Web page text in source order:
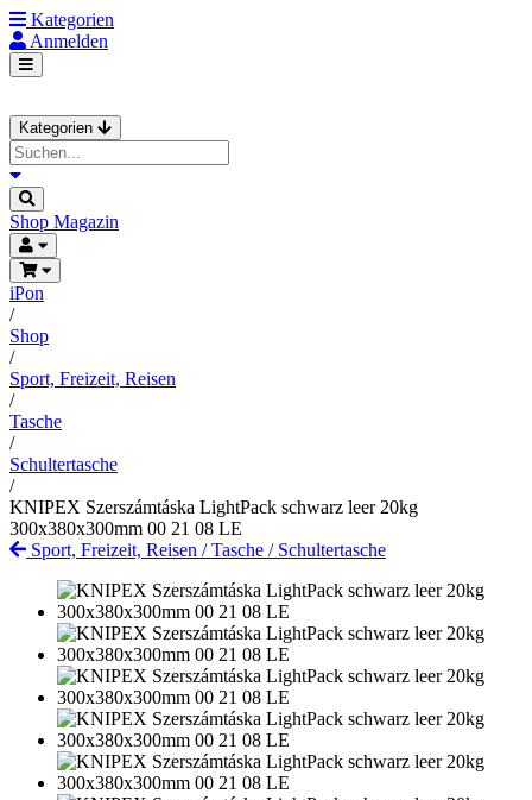
Kategorien
Anmelden
Kategorien
Shop Magazin
iPon
/
Shop
/
Sport, Freizeit, Reisen
/
Tasche
/
Schultertasche
/
KNIPEX Szerszámtáska LightPack schwarz leer 20kg
300x380x300mm 00 21 08 LE
Sport, Freizeit, Reisen /Tasche / Schultertasche